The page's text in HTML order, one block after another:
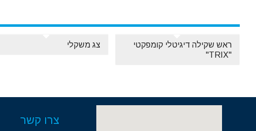
ראש שקילה דיגיטלי קומפקטי
"TRIX"
צג משקלי
צרו קשר